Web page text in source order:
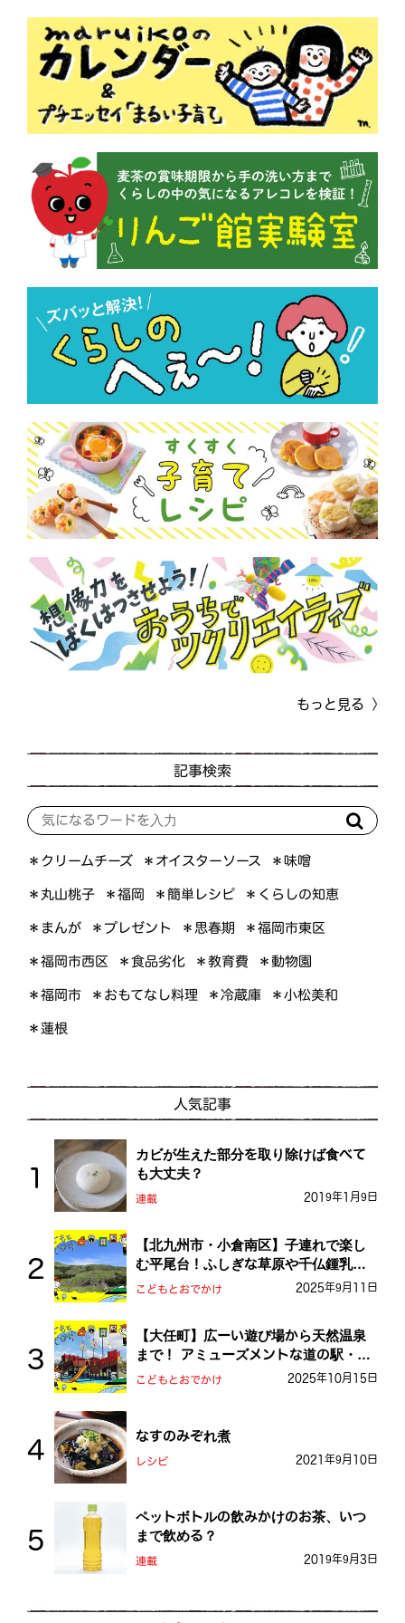
もっと見る
記事検索
＊クリームチーズ ＊オイスターソース ＊味噌
＊丸山桃子 ＊福岡 ＊簡単レシピ ＊くらしの知恵
＊まんが ＊プレゼント ＊思春期 ＊福岡市東区
＊福岡市西区 ＊食品劣化 ＊教育費 ＊動物園
＊福岡市 ＊おもてなし料理 ＊冷蔵庫 ＊小松美和
＊蓮根
人気記事
カビが生えた部分を取り除けば食べて
も大丈夫？
連載 2019年1月9日
【北九州市・小倉南区】子連れで楽し
む平尾台！ふしぎな草原や千仏鍾乳洞
を探検しよう！
こどもとおでかけ 2025年9月11日
【大任町】広ーい遊び場から天然温泉
まで！ アミューズメントな道の駅・お
おとう桜街道
こどもとおでかけ 2025年10月15日
なすのみぞれ煮
レシピ 2021年9月10日
ペットボトルの飲みかけのお茶、いつ
まで飲める？
連載 2019年9月3日